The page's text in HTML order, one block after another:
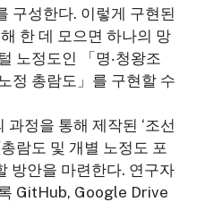
구성한다. 이렇게 구현된
한 데 모으면 하나의 망
노정도인 「명‧청왕조
정 총람도」를 구현할 수
정을 통해 제작된 ‘조선
람도 및 개별 노정도 포
방안을 마련한다. 연구자
GitHub, Google Drive